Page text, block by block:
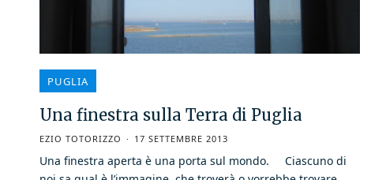
PUGLIA
Una finestra sulla Terra di Puglia
EZIO TOTORIZZO 17 SETTEMBRE 2013
Una finestra aperta è una porta sul mondo. Ciascuno di